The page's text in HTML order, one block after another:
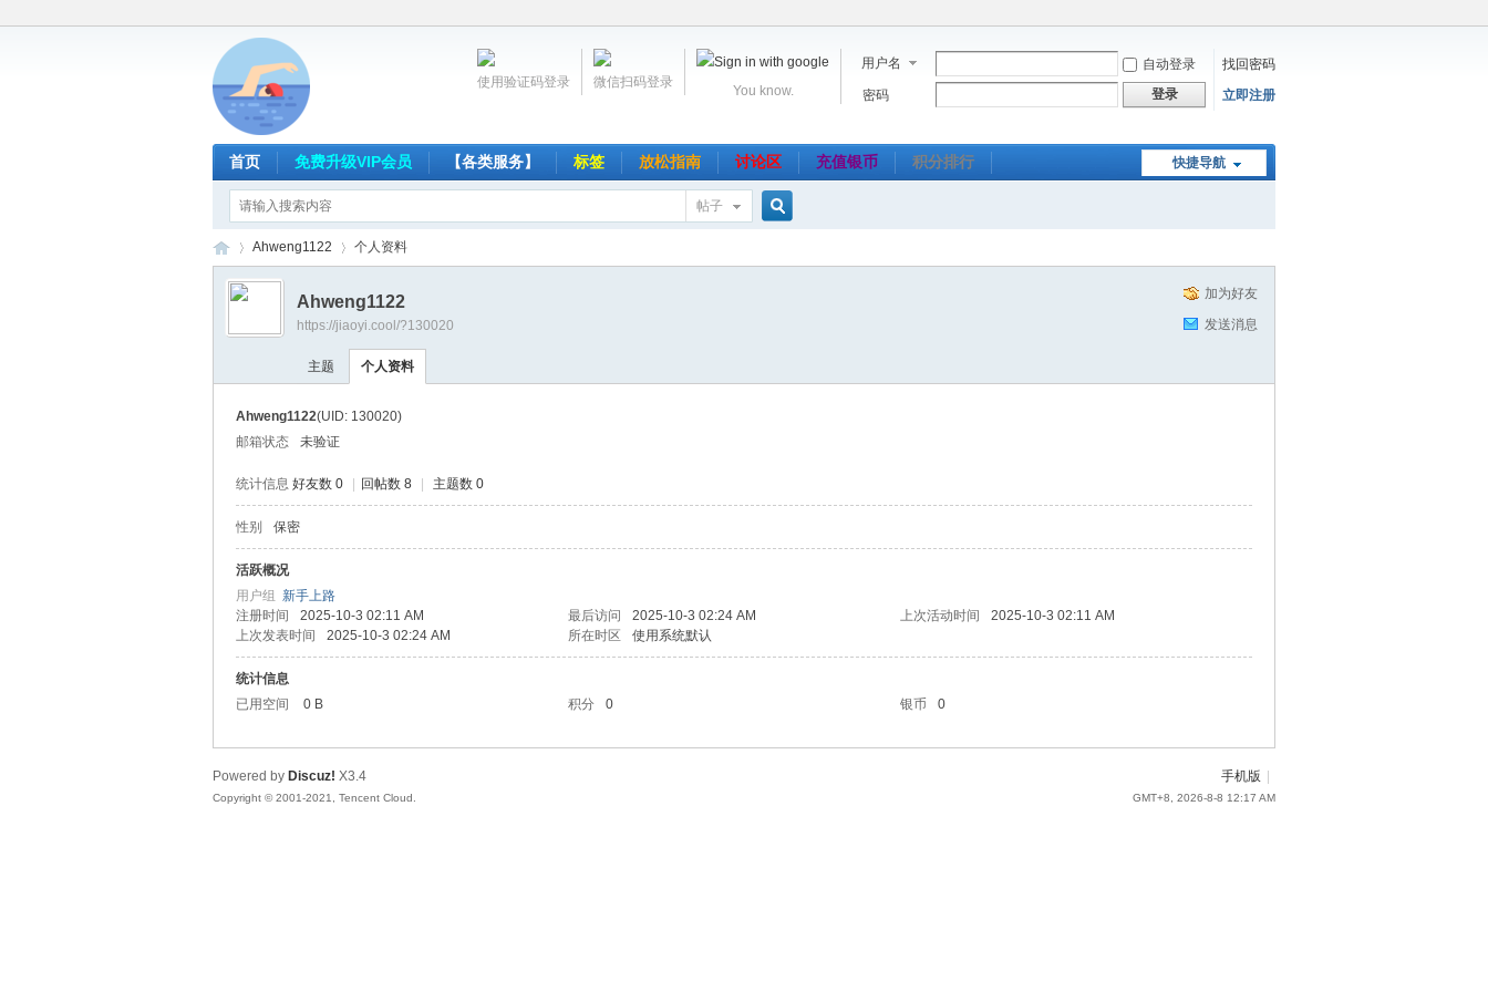
用户名 自动登录
找回密码
密码
登录 立即注册
You know.
微信扫码登录
使用验证码登录
快捷导航
首页 免费升级VIP会员 【各类服务】 标签 放松指南 讨论区 充值银币 积分排行
帖子
网
›
Ahweng1122 个人资料
加为好友
发送消息
Ahweng1122
https://jiaoyi.cool/?130020
主题 个人资料
Ahweng1122(UID: 130020)
邮箱状态
未验证
统计信息 好友数 0 回帖数 8 主题数 0
性别 保密
活跃概况
用户组 新手上路
注册时间
2025-10-3 02:11 AM 最后访问 2025-10-3 02:24 AM 上次活动时间
2025-10-3 02:11 AM
上次发表时间
2025-10-3 02:24 AM 所在时区 使用系统默认
统计信息
已用空间
0 B 积分 0 银币 0
手机版
GMT+8, 2026-8-8 12:17 AM
Powered by Discuz! X3.4
Copyright © 2001-2021, Tencent Cloud.